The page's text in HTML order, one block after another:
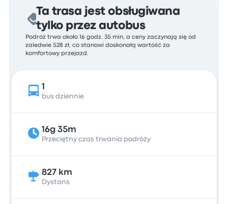
Ta trasa jest obsługiwana
tylko przez autobus
Podróż trwa około 16 godz. 35 min, a ceny zaczynają się od
zaledwie 528 zł, co stanowi doskonałą wartość za
komfortowy przejazd.
1
bus dziennie
16g 35m
Przeciętny czas trwania podróży
827 km
Dystans